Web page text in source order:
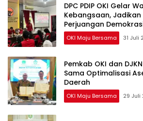
DPC PDIP OKI Gelar
Kebangsaan,
Perjuangan
OKI Maju Bersama 31 Juli
Pemkab OKI dan
Sama Optimalisasi
Daerah
OKI Maju Bersama 29 Juli